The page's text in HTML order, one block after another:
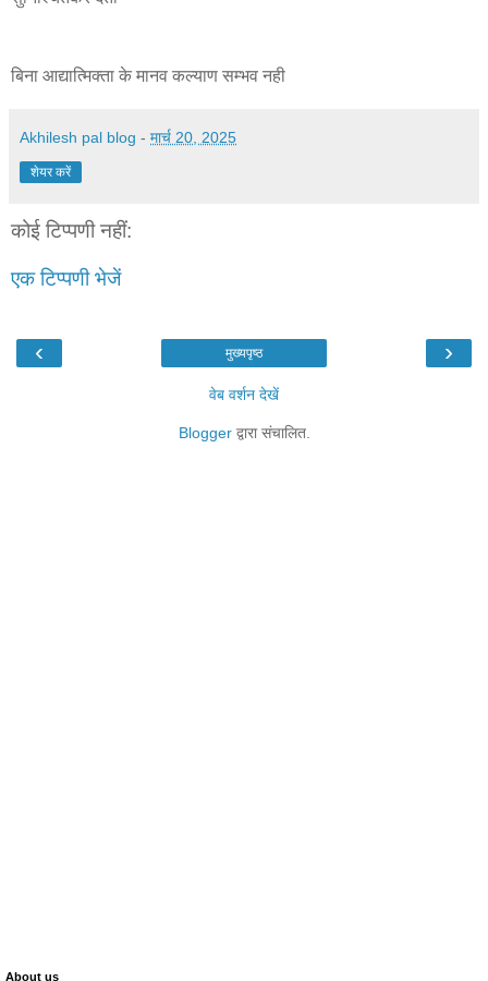
बिना आद्यात्मिक्ता के मानव कल्याण सम्भव नही
Akhilesh pal blog - मार्च 20, 2025
शेयर करें
कोई टिप्पणी नहीं:
एक टिप्पणी भेजें
‹ ›
मुख्यपृष्ठ
वेब वर्शन देखें
Bloggerद्वारा संचालित.
About us